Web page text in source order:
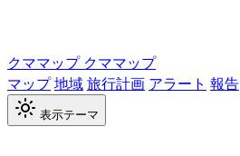
クママップ クママップ
マップ地域旅行計画 アラート 報告
表示テーマ